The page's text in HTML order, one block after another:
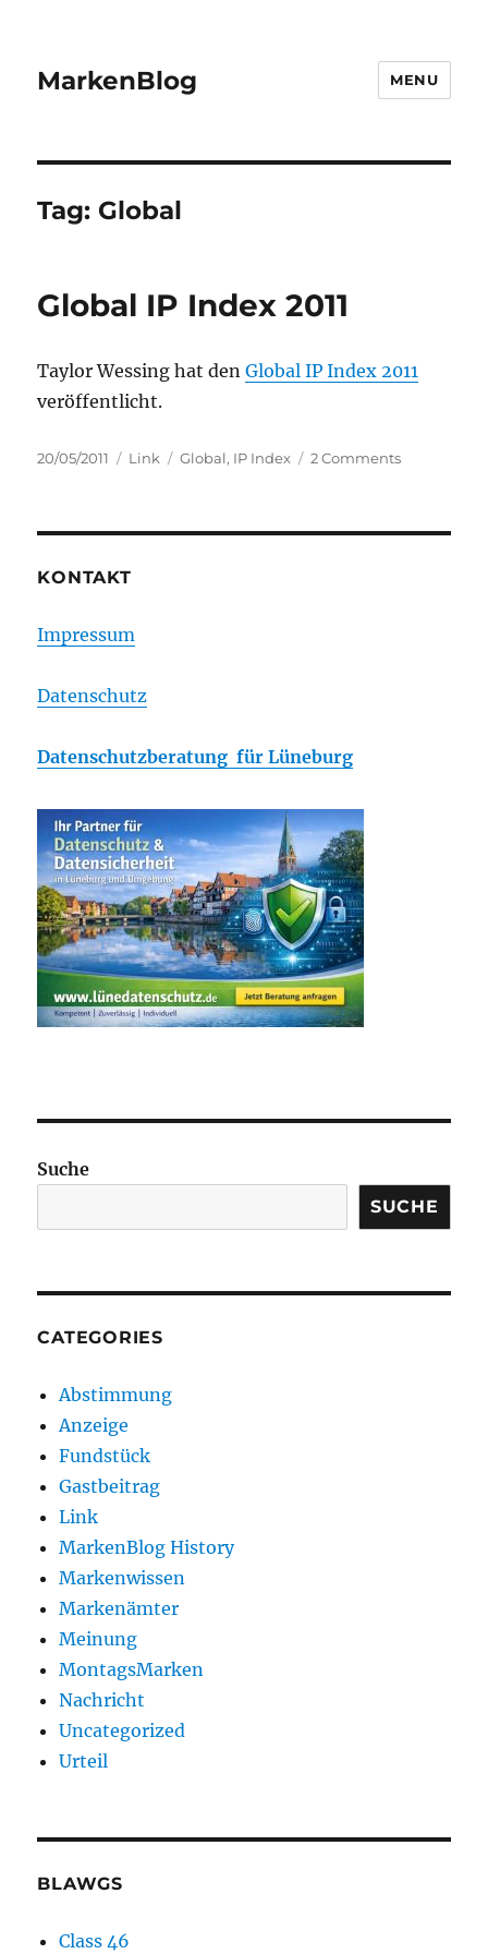
MarkenBlog MENU
Tag: Global
Global IP Index 2011
Taylor Wessing hat denGlobal IP Index 2011
veröffentlicht.
Posted
20/05/2011 Categories
Link Tags
Global, IP Index 2 Commentson
KONTAKT
Impressum
Datenschutz
Datenschutzberatung für Lüneburg
Suche
SUCHE
CATEGORIES
Abstimmung
Anzeige
Fundstück
Gastbeitrag
Link
MarkenBlog History
Markenwissen
Markenämter
Meinung
MontagsMarken
Nachricht
Uncategorized
Urteil
BLAWGS
Class 46